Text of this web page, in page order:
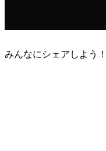
みんなにシェアしよう！